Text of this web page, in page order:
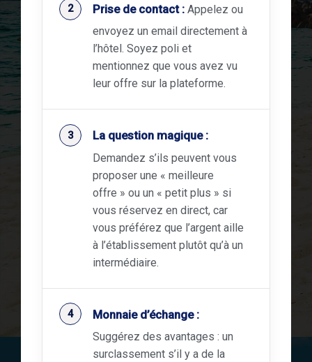
Prise de contact : Appelez ou
envoyez un email directement à
l’hôtel. Soyez poli et
mentionnez que vous avez vu
leur offre sur la plateforme.
La question magique :
Demandez s’ils peuvent vous
proposer une « meilleure
offre » ou un « petit plus » si
vous réservez en direct, car
vous préférez que l’argent aille
à l’établissement plutôt qu’à un
intermédiaire.
Monnaie d’échange :
Suggérez des avantages : un
surclassement s’il y a de la